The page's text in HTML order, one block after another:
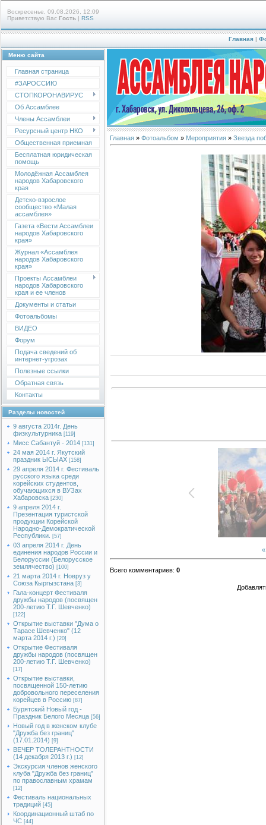
Воскресенье, 09.08.2026, 12:09
Приветствую Вас Гость | RSS
Главная |
Меню сайта
Главная страница
#ЗАРОССИЮ
СТОПКОРОНАВИРУС
Об Ассамблее
Члены Ассамблеи
Ресурсный центр НКО
Общественная приемная
Бесплатная юридическая
помощь
Молодёжная Ассамблея
народов Хабаровского
края
Детско-взрослое
сообщество «Малая
ассамблея»
Газета «Вести Ассамблеи
народов Хабаровского
края»
Журнал «Ассамблея
народов Хабаровского
края»
Проекты Ассамблеи
народов Хабаровского
края и ее членов
Документы и статьи
Фотоальбомы
ВИДЕО
Форум
Подача сведений об
интернет-угрозах
Полезные ссылки
Обратная связь
Контакты
Разделы новостей
9 августа 2014г. День
физкультурника [119]
Мисс Сабантуй - 2014 [131]
24 мая 2014 г. Якутский
праздник ЫСЫАХ [158]
29 апреля 2014 г. Фестиваль
русского языка среди
корейских студентов,
обучающихся в ВУЗах
Хабаровска [230]
9 апреля 2014 г.
Презентация туристской
продукции Корейской
Народно-Демократической
Республики.
[57]
03 апреля 2014 г. День
единения народов России и
Белоруссии (Белорусское
землячество) [100]
21 марта 2014 г. Новруз у
Союза Кыргызстана [3]
Гала-концерт Фестиваля
дружбы народов (посвящен
200-летию Т.Г. Шевченко)
[122]
Открытие выставки "Дума о
Тарасе Шевченко" (12
марта 2014 г.) [20]
Открытие Фестиваля
дружбы народов (посвящен
200-летию Т.Г. Шевченко)
[17]
Открытие выставки,
посвященной 150-летию
добровольного переселения
корейцев в Россию [87]
Бурятский Новый год -
Праздник Белого Месяца [56]
Новый год в женском клубе
"Дружба без границ"
(17.01.2014) [9]
ВЕЧЕР ТОЛЕРАНТНОСТИ
(14 декабря 2013 г.) [12]
Экскурсия членов женского
клуба "Дружба без границ"
по православным храмам
[12]
Фестиваль национальных
традиций [45]
Координационный штаб по
ЧС [44]
Главная » Фотоальбом » Мероприятия » Звезда
Всего комментариев: 0